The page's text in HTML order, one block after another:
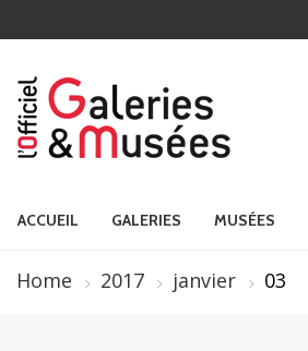
ACCUEIL GALERIES MUSÉES
Home 2017 janvier 03